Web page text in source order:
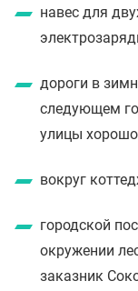
навес для
дороги в
следующем
улицы
вокруг
городской
окружении
заказник